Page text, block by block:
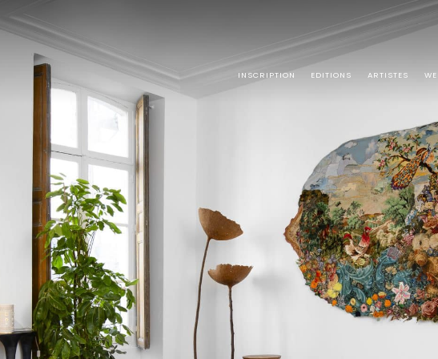
INSCRIPTION EDITIONS ARTISTES